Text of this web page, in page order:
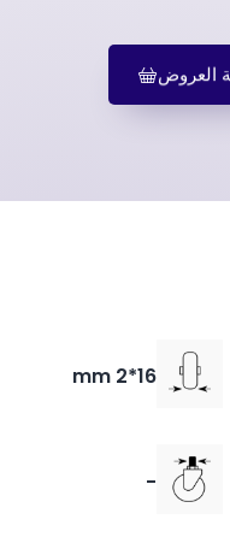
العروض
16*2 mm
-